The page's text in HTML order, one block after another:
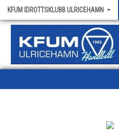
KFUM IDROTTSKLUBB ULRICEHAMN